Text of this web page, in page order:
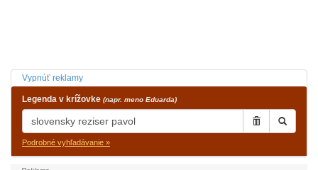
Vypnúť reklamy
Legenda v krížovke (napr. meno Eduarda)
Podrobné vyhľadávanie »